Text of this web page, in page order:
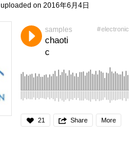
uploaded on 2016年6月4日
samples
chaoti
c
electronic
21 Share More